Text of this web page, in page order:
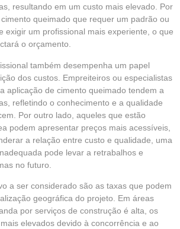
resultando em um custo mais elevado. Por
queimado que requer um padrão ou
exigir um profissional mais experiente, o que
o orçamento.
também desempenha um papel
dos custos. Empreiteiros ou especialistas
aplicação de cimento queimado tendem a
refletindo o conhecimento e a qualidade
Por outro lado, aqueles que estão
podem apresentar preços mais acessíveis,
a relação entre custo e qualidade, uma
pode levar a retrabalhos e
no futuro.
a ser considerado são as taxas que podem
geográfica do projeto. Em áreas
por serviços de construção é alta, os
elevados devido à concorrência e ao